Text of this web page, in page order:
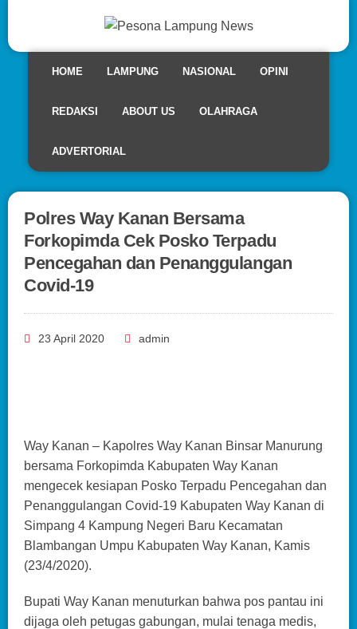
HOME LAMPUNG NASIONAL OPINI
REDAKSI ABOUT US OLAHRAGA
ADVERTORIAL
Polres Way Kanan Bersama
Forkopimda Cek Posko Terpadu
Pencegahan dan Penanggulangan
Covid-19
23 April 2020 admin
Way Kanan – Kapolres Way Kanan Binsar Manurung
bersama Forkopimda Kabupaten Way Kanan
mengecek kesiapan Posko Terpadu Pencegahan dan
Penanggulangan Covid-19 Kabupaten Way Kanan di
Simpang 4 Kampung Negeri Baru Kecamatan
Blambangan Umpu Kabupaten Way Kanan, Kamis
(23/4/2020).
Bupati Way Kanan menuturkan bahwa pos pantau ini
dijaga oleh petugas gabungan, mulai tenaga medis,